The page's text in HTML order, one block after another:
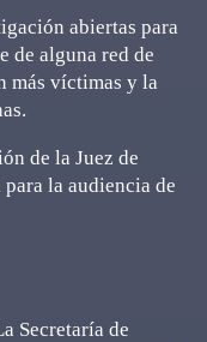
abiertas para
de alguna red de
más víctimas y la
de la Juez de
la audiencia de
Secretaría de